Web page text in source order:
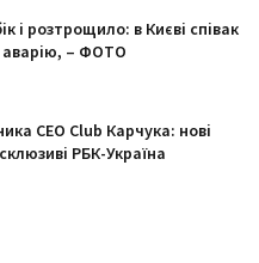
і розтрощило: в Києві співак
– ФОТО
CEO Club Карчука: нові
РБК-Україна